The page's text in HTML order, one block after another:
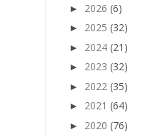
► 2026 (6)
► 2025 (32)
► 2024 (21)
► 2023 (32)
► 2022 (35)
► 2021 (64)
► 2020 (76)